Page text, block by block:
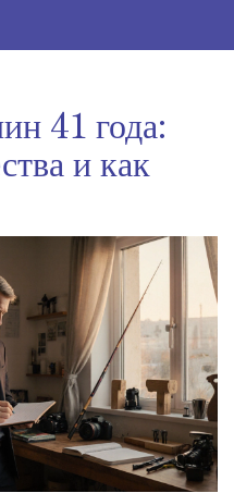
41 года:
и как